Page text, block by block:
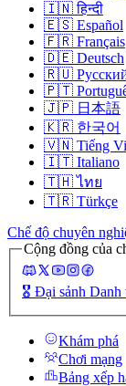
🇮🇳 हिन्दी
🇪🇸 Español
🇫🇷 Français
🇩🇪 Deutsch
🇷🇺
🇵🇹
🇯🇵 日本語
🇰🇷 한국어
🇻🇳 Tiếng
🇮🇹 Italiano
🇹🇭 ไทย
🇹🇷 Türkçe
Chế độ chuyên
Cộng đồng của
🎖️ Đại sảnh Danh
Khám phá
Chơi mạng
Bảng xếp